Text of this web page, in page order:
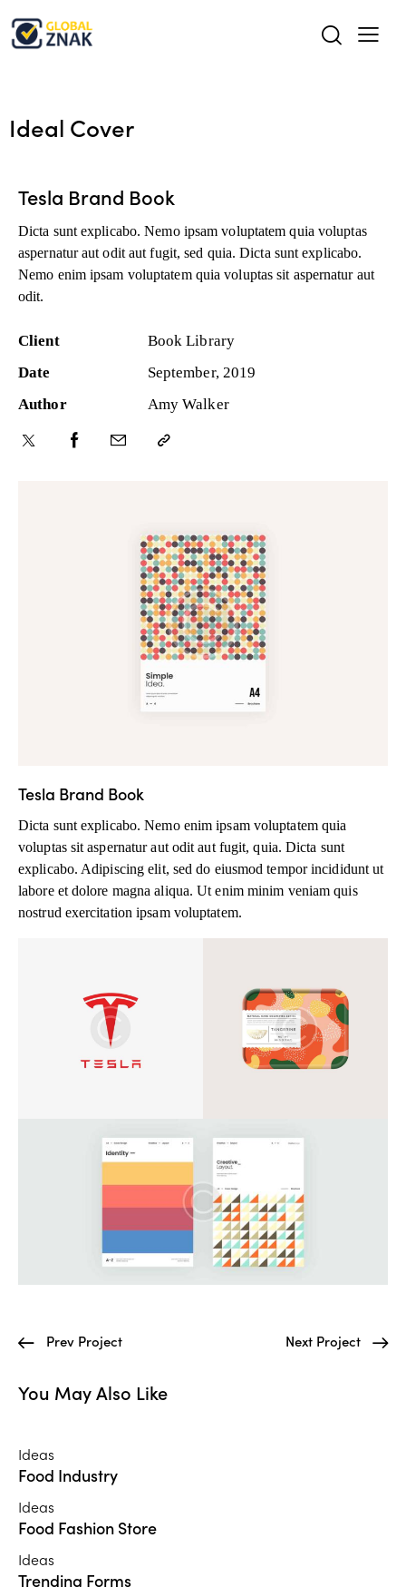
Ideal Cover
Tesla Brand Book
Dicta sunt explicabo. Nemo enim ipsam voluptatem quia
voluptas sit aspernatur aut odit aut fugit, quia. Dicta sunt
explicabo. Adipiscing elit, sed do eiusmod tempor incididunt ut
labore et dolore magna aliqua. Ut enim minim veniam quis
nostrud exercitation ipsam voluptatem.
Tesla Brand Book
Dicta sunt explicabo. Nemo ipsam voluptatem quia voluptas
aspernatur aut odit aut fugit, sed quia. Dicta sunt explicabo.
Nemo enim ipsam voluptatem quia voluptas sit aspernatur aut
odit.
Client
Book Library
Date
September, 2019
Author
Amy Walker
Prev Project Next Project
You May Also Like
Ideas
Food Industry
Ideas
Food Fashion Store
Ideas
Trending Forms